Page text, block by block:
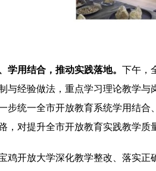
用结合，推动实践落地。 下午，
与经验做法，重点学习理论教学
步统一全市开放教育系统学用结
，对提升全市开放教育实践教学质
鸡开放大学深化教学整改、落实